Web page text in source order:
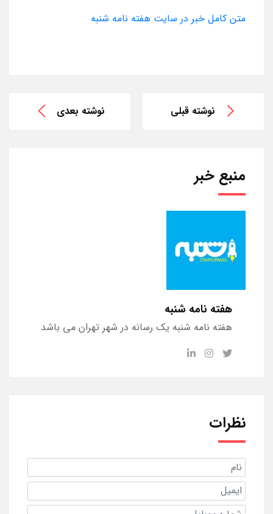
متن کامل خبر در سایت هفته نامه شنبه
نوشته قبلی نوشته بعدی
منبع خبر
هفته نامه شنبه
هفته نامه شنبه یک رسانه در شهر تهران می باشد
نظرات